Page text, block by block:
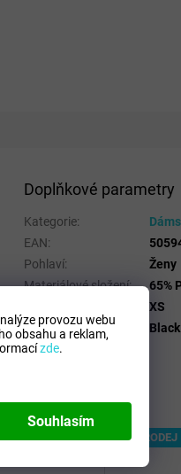
provozu webu
obsahu a reklam,
zde.
Souhlasím
VÝPRODEJ
Doplňkové parametry
Kategorie:
EAN:
Pohlaví:
Ženy
Materiálové složení:
65%
XS
Barva: Black